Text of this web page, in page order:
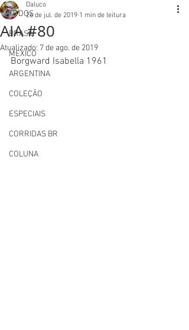
TODOS
BRASIL
MEXICO
ARGENTINA
COLEÇÃO
ESPECIAIS
CORRIDAS BR
COLUNA
AIA #80
Daluco
26 de jul. de 2019 1 min de leitura
Atualizado: 7 de ago. de 2019
Borgward Isabella 1961